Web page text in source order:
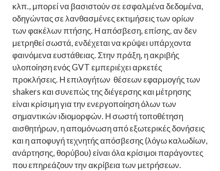
κλπ., μπορεί να βασιστούν σε εσφαλμένα δεδομένα,
οδηγώντας σε λανθασμένες εκτιμήσεις των ορίων
των φακέλων πτήσης. Η απόσβεση, επίσης, αν δεν
μετρηθεί σωστά, ενδέχεται να κρύψει υπάρχοντα
φαινόμενα ευστάθειας. Στην πράξη, η ακριβής
υλοποίηση ενός GVT εμπεριέχει αρκετές
προκλήσεις. Η επιλογήτων θέσεων εφαρμογής των
shakers και συνεπώς της διέγερσης και μέτρησης
είναι κρίσιμη για την ενεργοποίηση όλων των
σημαντικών ιδιομορφών. Η σωστή τοποθέτηση
αισθητήρων, η απομόνωση από εξωτερικές δονήσεις
και η αποφυγή τεχνητής απόσβεσης (λόγω καλωδίων,
ανάρτησης, θορύβου) είναι όλα κρίσιμοι παράγοντες
που επηρεάζουν την ακρίβεια των μετρήσεων.